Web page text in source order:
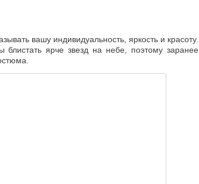
вашу индивидуальность, яркость и красоту.
ярче звезд на небе, поэтому заранее